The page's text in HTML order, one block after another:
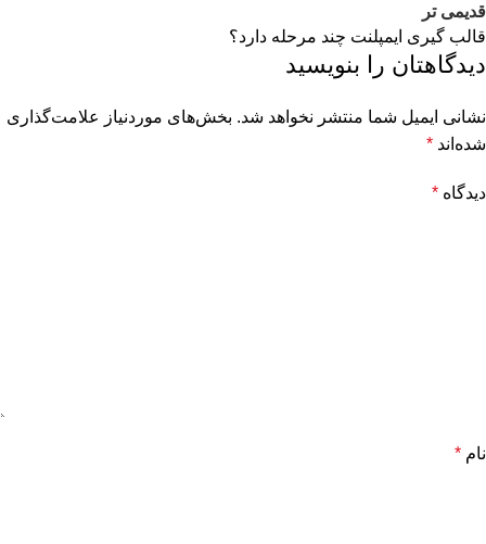
قدیمی تر
قالب گیری ایمپلنت چند مرحله دارد؟
دیدگاهتان را بنویسید
نشانی ایمیل شما منتشر نخواهد شد. بخش‌های موردنیاز علامت‌گذاری
شده‌اند *
دیدگاه *
نام *